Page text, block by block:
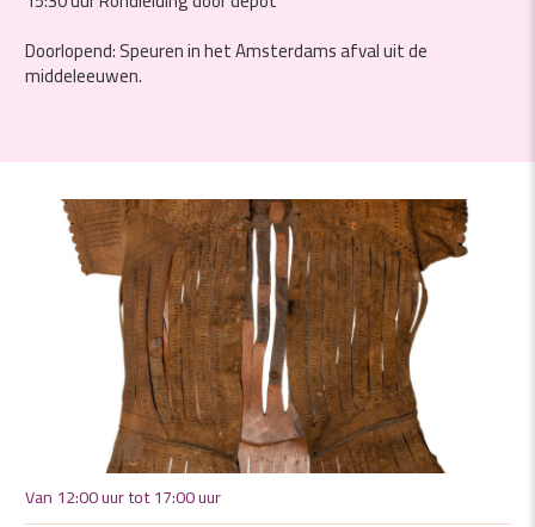
Doorlopend: Speuren in het Amsterdams afval uit de
middeleeuwen.
Van 12:00 uur tot 17:00 uur